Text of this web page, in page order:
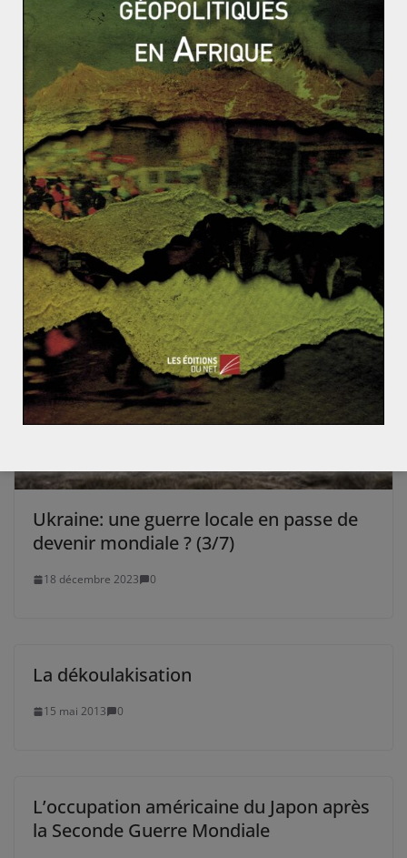
France ayant déjà des difficultés à supporter le poids
de la dette aurait certainement cédé sous son poids en
cas de revalorisation. La décision est prise en 1927, et
entérinée après les élections de 1928, qui portent à
nouveau le parti de Poincaré au pouvoir : c’est l’ère du
franc Poincaré.
La guerre de Corée aura-t-elle lieu ?
Kim Il-sung – Biographie
Ukraine: une guerre locale en passe de
devenir mondiale ? (3/7)
18 décembre 2023 0
La dékoulakisation
15 mai 2013 0
L’occupation américaine du Japon après
la Seconde Guerre Mondiale